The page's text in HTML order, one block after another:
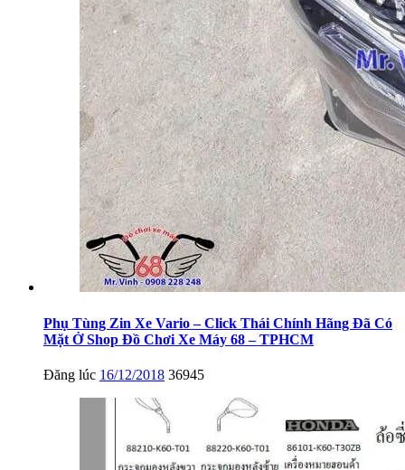
Phụ Tùng Zin Xe Vario – Click Thái Chính Hãng Đã Có
Mặt Ở Shop Đồ Chơi Xe Máy 68 – TPHCM
Đăng lúc 16/12/2018 36945